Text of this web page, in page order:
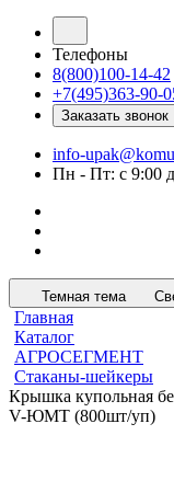
Телефоны
8(800)100-14-42
+7(495)363-90-
Заказать звонок
info-
Пн - Пт: с 9:00
Темная тема
Главная
Каталог
АГРОСЕГМЕНТ
Стаканы-шейкеры
Крышка купольная
V-ЮМТ (800шт/уп)